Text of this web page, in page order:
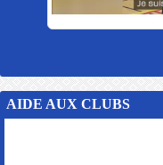
AIDE AUX CLUBS